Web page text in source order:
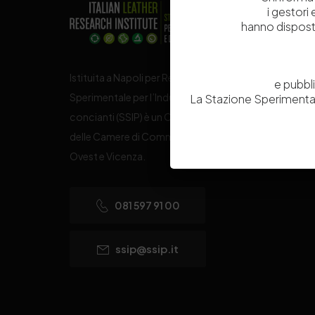
Istituita a Napoli per Regio Decreto nel 1885, la
Sperimentale per l’Industria delle Pelli e delle materie
concianti (SSIP) è un Organismo di Ricerca Nazionale
delle Camere di Commercio di Napoli, Toscana Nord-
Ovest e Vicenza.
081 597 91 00
ssip@ssip.it
i gestori
hanno
e
La Stazione